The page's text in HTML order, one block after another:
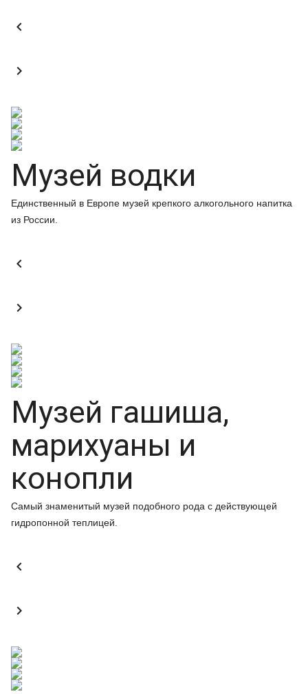


Музей водки
Единственный в Европе музей крепкого алкогольного напитка
из России.


Музей гашиша,
марихуаны и
конопли
Самый знаменитый музей подобного рода с действующей
гидропонной теплицей.

